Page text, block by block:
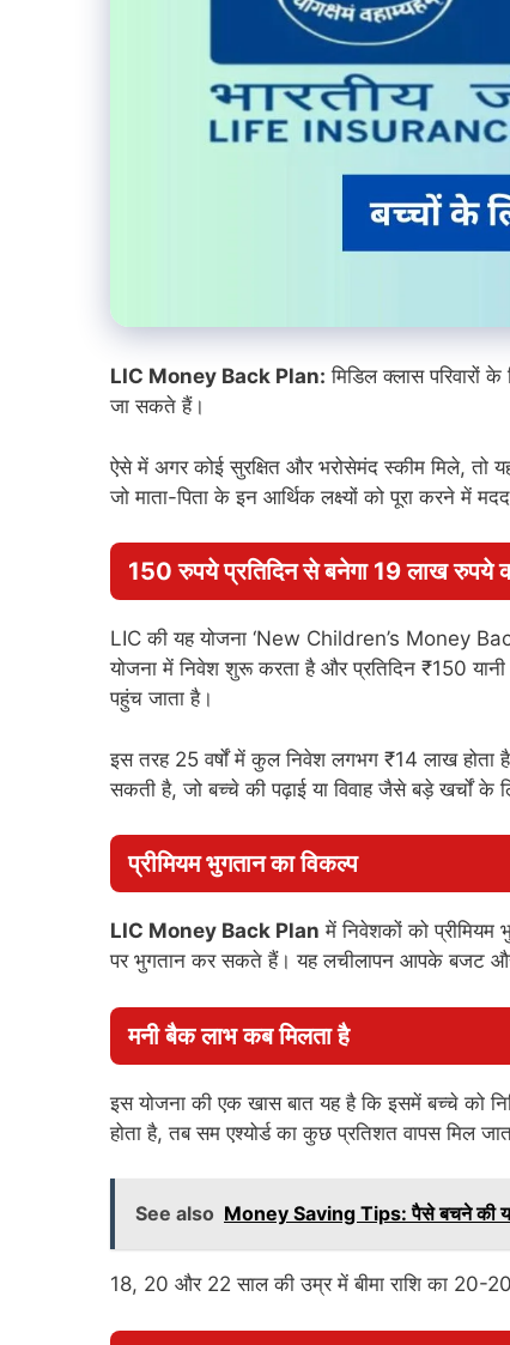
LIC Money Back Plan: मिडिल क्लास परिवारों
जा सकते हैं।
ऐसे में अगर कोई सुरक्षित और भरोसेमंद स्कीम मिले, तो
जो माता-पिता के इन आर्थिक लक्ष्यों को पूरा करने में
150 रुपये प्रतिदिन से बनेगा 19 लाख रुपये
LIC की यह योजना ‘New Children’s Money
योजना में निवेश शुरू करता है और प्रतिदिन ₹150
पहुंच जाता है।
इस तरह 25 वर्षों में कुल निवेश लगभग ₹14 लाख होता
सकती है, जो बच्चे की पढ़ाई या विवाह जैसे बड़े खर्चों के
प्रीमियम भुगतान का विकल्प
LIC Money Back Plan में निवेशकों को प्रीमियम
पर भुगतान कर सकते हैं। यह लचीलापन आपके बजट
मनी बैक लाभ कब मिलता है
इस योजना की एक खास बात यह है कि इसमें बच्चे को
होता है, तब सम एश्योर्ड का कुछ प्रतिशत वापस मिल
See also Money Saving Tips: पैसे बचने की यह
18, 20 और 22 साल की उम्र में बीमा राशि का 20-